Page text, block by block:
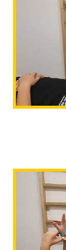
Video